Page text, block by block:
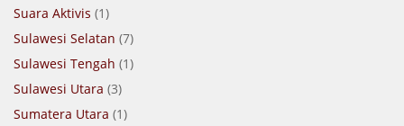
Suara Aktivis (1)
Sulawesi Selatan (7)
Sulawesi Tengah (1)
Sulawesi Utara (3)
Sumatera Utara (1)